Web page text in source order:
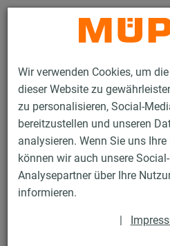
Wir verwenden Cookies, um
dieser Website zu
zu personalisieren, Social-
bereitzustellen und unseren
analysieren. Wenn Sie uns
können wir auch unsere
Analysepartner über Ihre
informieren.
|
Produkte Befestigungstechnik
Edelstahl-Installationsschienen